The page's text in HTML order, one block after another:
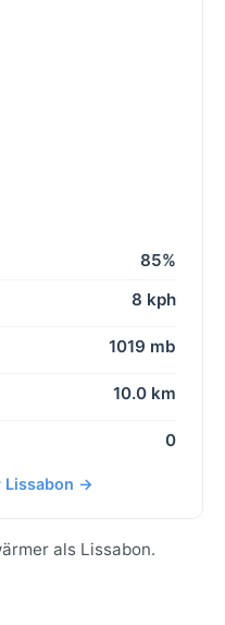
85%
8 kph
1019 mb
10.0 km
0
Lissabon →
als Lissabon.